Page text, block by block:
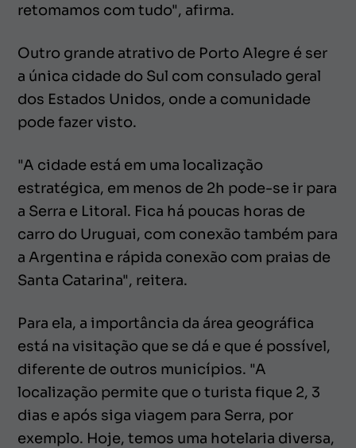
retomamos com tudo", afirma.
Outro grande atrativo de Porto Alegre é ser
a única cidade do Sul com consulado geral
dos Estados Unidos, onde a comunidade
pode fazer visto.
"A cidade está em uma localização
estratégica, em menos de 2h pode-se ir para
a Serra e Litoral. Fica há poucas horas de
carro do Uruguai, com conexão também para
a Argentina e rápida conexão com praias de
Santa Catarina", reitera.
Para ela, a importância da área geográfica
está na visitação que se dá e que é possível,
diferente de outros municípios. "A
localização permite que o turista fique 2, 3
dias e após siga viagem para Serra, por
exemplo. Hoje, temos uma hotelaria diversa,